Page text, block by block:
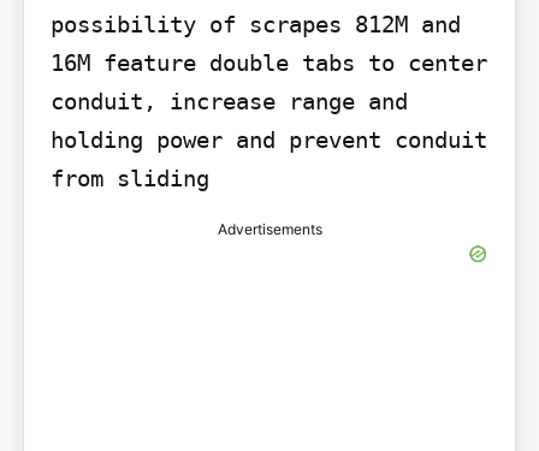
possibility of scrapes 812M and
16M feature double tabs to center
conduit, increase range and
holding power and prevent conduit
from sliding
Advertisements